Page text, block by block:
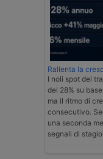
Rallenta la
I noli spot del
del 28% su
ma il ritmo di
consecutivo.
una seconda
segnali di